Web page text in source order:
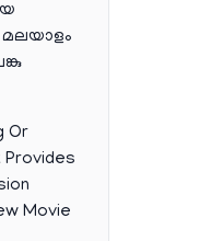
Or
Provides
Movie